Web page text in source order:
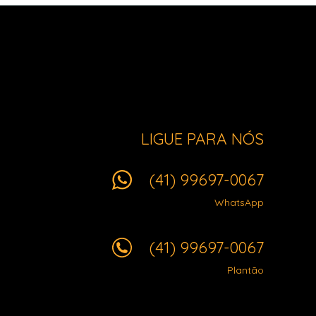
LIGUE PARA NÓS
(41) 99697-0067
WhatsApp
(41) 99697-0067
Plantão